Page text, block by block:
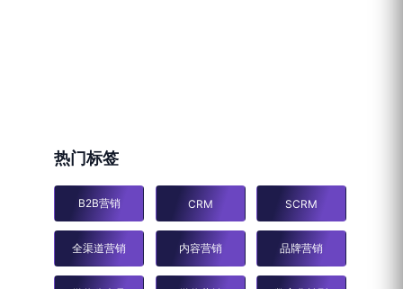
热门标签
B2B营销 CRM SCRM
全渠道营销 内容营销 品牌营销